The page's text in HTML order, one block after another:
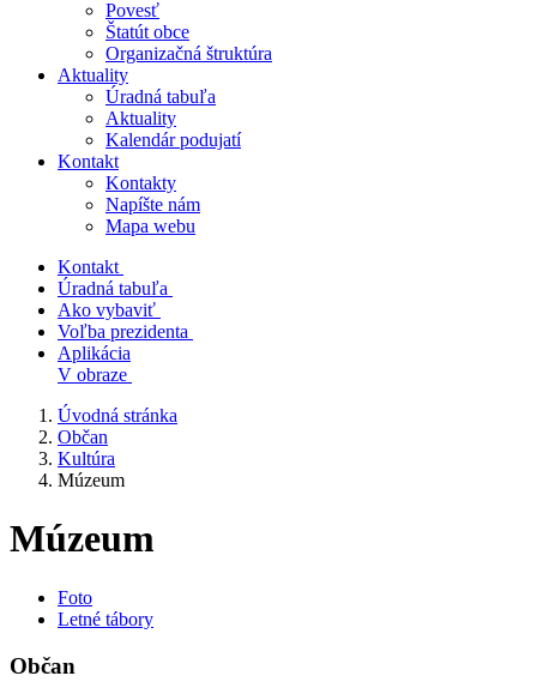
Povesť
Štatút obce
Organizačná štruktúra
Aktuality
Úradná tabuľa
Aktuality
Kalendár podujatí
Kontakt
Kontakty
Napíšte nám
Mapa webu
Kontakt
Úradná tabuľa
Ako vybaviť
Voľba prezidenta
Aplikácia
V obraze
Úvodná stránka
Občan
Kultúra
Múzeum
Múzeum
Foto
Letné tábory
Občan